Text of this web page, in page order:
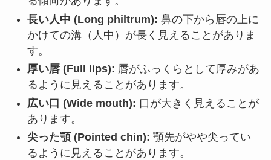
長い人中 (Long philtrum): 鼻の下から唇の上に
かけての溝（人中）が長く見えることがありま
す。
厚い唇 (Full lips): 唇がふっくらとして厚みがあ
るように見えることがあります。
広い口 (Wide mouth): 口が大きく見えることが
あります。
尖った顎 (Pointed chin): 顎先がやや尖ってい
るように見えることがあります。